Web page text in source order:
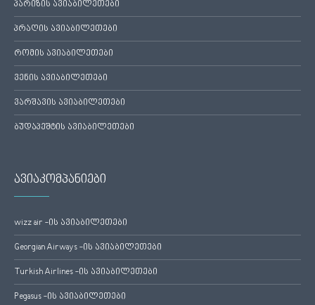
პარიზის ავიაბილეთები
პრაღის ავიაბილეთები
რომის ავიაბილეთები
ვენის ავიაბილეთები
ვარშავის ავიაბილეთები
ბუდაპეშტის ავიაბილეთები
ავიაკომპანიები
wizz air -ის ავიაბილეთები
Georgian Airways -ის ავიაბილეთები
Turkish Airlines -ის ავიაბილეთები
Pegasus -ის ავიაბილეთები